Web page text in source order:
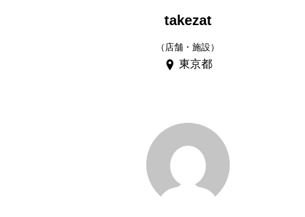
takezat
（店舗・施設）
東京都